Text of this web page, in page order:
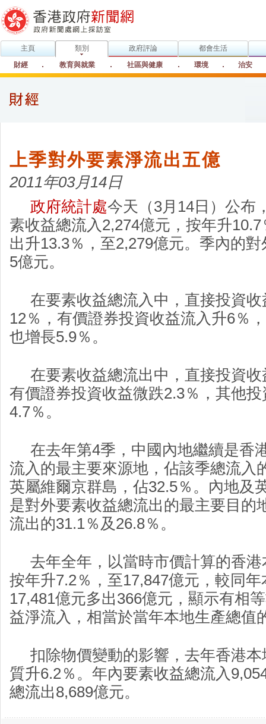
主頁 類別 政府評論
都會生活
財經
教育與就業 社區與健康 環境 治安
上季對外要素淨流出五億
2011年03月14日
政府統計處今天（3月14日）公布
素收益總流入2,274億元，按年升
出升13.3％，至2,279億元。季內的
5億元。
在要素收益總流入中，直接投資收
12％，有價證券投資收益流入升6％
也增長5.9％。
在要素收益總流出中，直接投資收
有價證券投資收益微跌2.3％，其他
4.7％。
在去年第4季，中國內地繼續是香
流入的最主要來源地，佔該季總流入
英屬維爾京群島，佔32.5％。內地及
是對外要素收益總流出的最主要目的
流出的31.1％及26.8％。
去年全年，以當時市價計算的香港
按年升7.2％，至17,847億元，較同
17,481億元多出366億元，顯示有相
益淨流入，相當於當年本地生產總值
扣除物價變動的影響，去年香港本
質升6.2％。年內要素收益總流入
總流出8,689億元。